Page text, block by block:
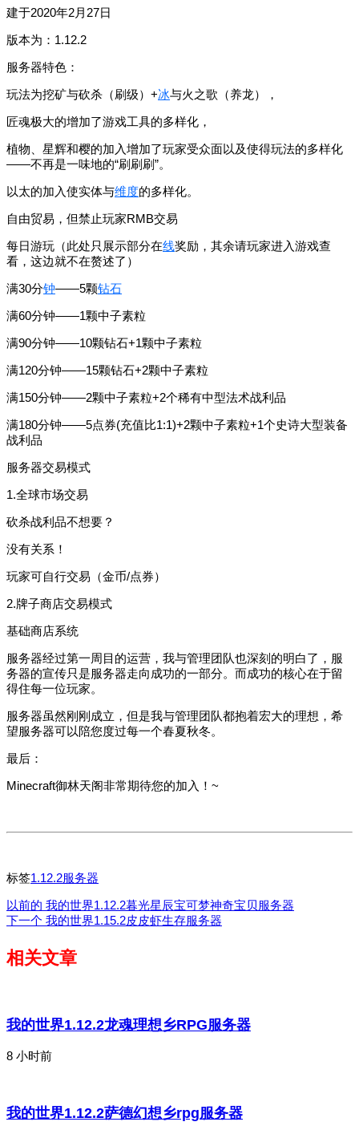
建于2020年2月27日
版本为：1.12.2
服务器特色：
玩法为挖矿与砍杀（刷级）+冰与火之歌（养龙），
匠魂极大的增加了游戏工具的多样化，
植物、星辉和樱的加入增加了玩家受众面以及使得玩法的多样化
——不再是一味地的“刷刷刷”。
以太的加入使实体与维度的多样化。
自由贸易，但禁止玩家RMB交易
每日游玩（此处只展示部分在线奖励，其余请玩家进入游戏查
看，这边就不在赘述了）
满30分钟——5颗钻石
满60分钟——1颗中子素粒
满90分钟——10颗钻石+1颗中子素粒
满120分钟——15颗钻石+2颗中子素粒
满150分钟——2颗中子素粒+2个稀有中型法术战利品
满180分钟——5点券(充值比1:1)+2颗中子素粒+1个史诗大型装备
战利品
服务器交易模式
1.全球市场交易
砍杀战利品不想要？
没有关系！
玩家可自行交易（金币/点券）
2.牌子商店交易模式
基础商店系统
服务器经过第一周目的运营，我与管理团队也深刻的明白了，服
务器的宣传只是服务器走向成功的一部分。而成功的核心在于留
得住每一位玩家。
服务器虽然刚刚成立，但是我与管理团队都抱着宏大的理想，希
望服务器可以陪您度过每一个春夏秋冬。
最后：
Minecraft御林天阁非常期待您的加入！~
标签1.12.2服务器
以前的 我的世界1.12.2暮光星辰宝可梦神奇宝贝服务器
下一个 我的世界1.15.2皮皮虾生存服务器
相关文章
我的世界1.12.2龙魂理想乡RPG服务器
8 小时前
我的世界1.12.2萨德幻想乡rpg服务器